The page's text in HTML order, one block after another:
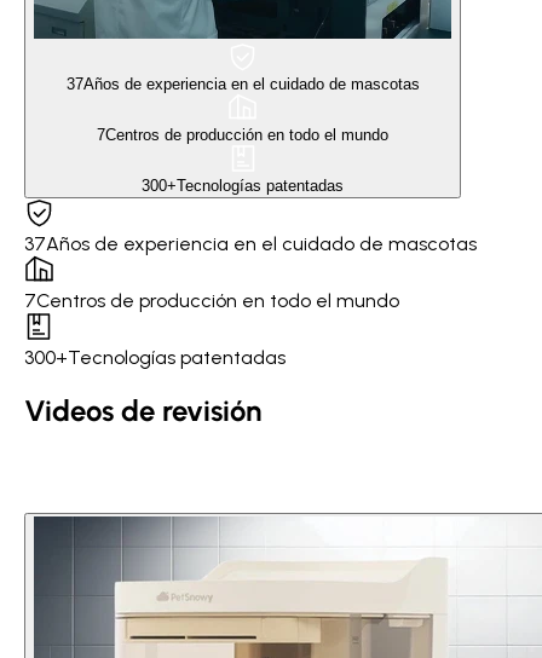
37Años de experiencia en el cuidado de mascotas
7Centros de producción en todo el mundo
300+Tecnologías patentadas
37Años de experiencia en el cuidado de mascotas
7Centros de producción en todo el mundo
300+Tecnologías patentadas
Videos de revisión